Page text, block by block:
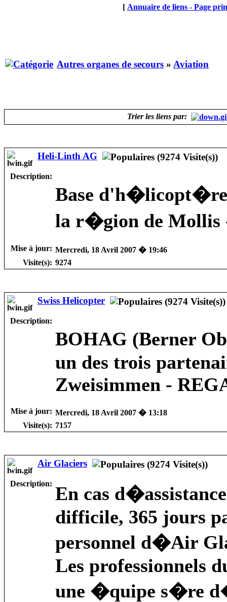
[ Annuaire de liens - Page
Autres organes de secours » Aviation
Trier les liens par:
Heli-Linth AG
Description:
Base
la r�gion de Mollis
Mise à jour: Mercredi, 18 Avril 2007 � 19:46
Visite(s): 9274
Swiss Helicopter
Description:
BOHAG (Berner
un des trois
Zweisimmen -
Mise à jour: Mercredi, 18 Avril 2007 � 13:18
Visite(s): 7157
Air Glaciers
Description: En cas
difficile, 365 jours
personnel d�Air
Les professionnels
une �quipe s�re